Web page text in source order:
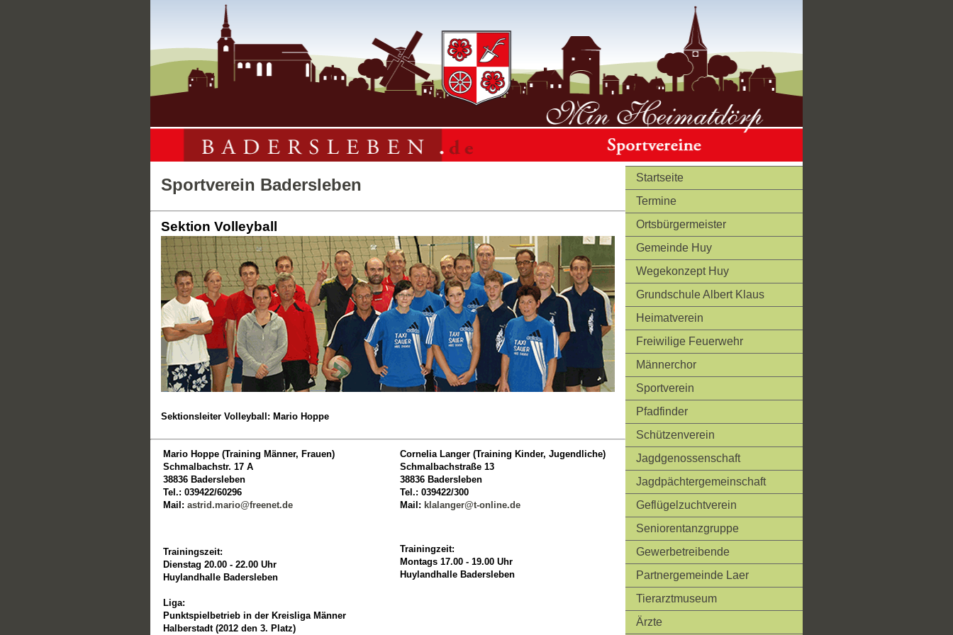
Startseite
Termine
Ortsbürgermeister
Gemeinde Huy
Wegekonzept Huy
Grundschule Albert Klaus
Heimatverein
Freiwilige Feuerwehr
Männerchor
Sportverein
Pfadfinder
Schützenverein
Jagdgenossenschaft
Jagdpächtergemeinschaft
Geflügelzuchtverein
Seniorentanzgruppe
Gewerbetreibende
Partnergemeinde Laer
Tierarztmuseum
Ärzte
Sportverein Badersleben
Sektion Volleyball
Sektionsleiter Volleyball: Mario Hoppe
Mario Hoppe (Training Männer, Frauen)
Schmalbachstr. 17 A
38836 Badersleben
Tel.: 039422/60296
Mail: astrid.mario@freenet.de
Cornelia Langer (Training Kinder, Jugendliche)
Schmalbachstraße 13
38836 Badersleben
Tel.: 039422/300
Mail: klalanger@t-online.de
Trainingszeit:
Dienstag 20.00 - 22.00 Uhr
Huylandhalle Badersleben
Liga:
Punktspielbetrieb in der Kreisliga Männer
Halberstadt (2012 den 3. Platz)
Trainingzeit:
Montags 17.00 - 19.00 Uhr
Huylandhalle Badersleben